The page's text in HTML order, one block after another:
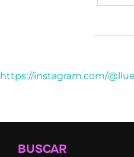
https://instagram.com/
BUSCAR